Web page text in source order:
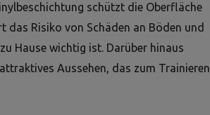
schützt die Oberfläche
Risiko von Schäden an Böden und
Hause wichtig ist. Darüber hinaus
Aussehen, das zum Trainieren